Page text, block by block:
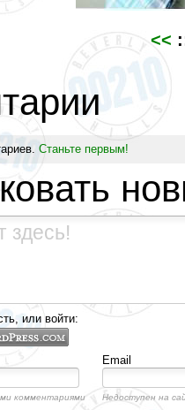
<<
Станьте первым!
или войти:
Email
комментариями Недоступен на